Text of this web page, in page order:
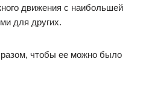
движения с наибольшей
для других.
чтобы ее можно было